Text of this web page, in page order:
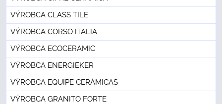
VÝROBCA CLASS TILE
VÝROBCA CORSO ITALIA
VÝROBCA ECOCERAMIC
VÝROBCA ENERGIEKER
VÝROBCA EQUIPE CERÁMICAS
VÝROBCA GRANITO FORTE